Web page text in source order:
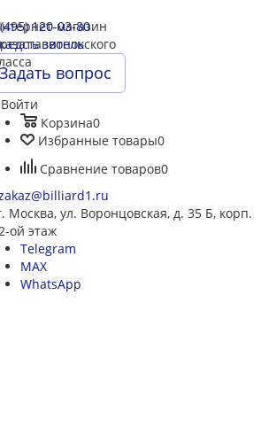
магазин
120-03-80
звонок
Задать вопрос
Войти
Корзина0
Избранные товары0
Сравнение товаров0
Москва, ул. Воронцовская, д. 35 Б, корп.
ой этаж
Telegram
MAX
WhatsApp